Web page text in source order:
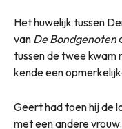
Het huwelijk tussen
van De Bondgenoten
tussen de twee kwam
kende een
Geert had toen hij de
met een andere